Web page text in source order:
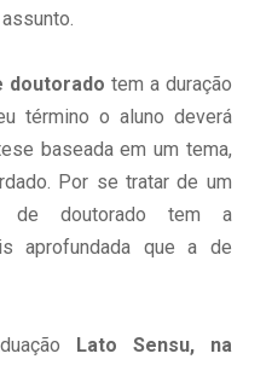
doutorado tem a duração
término o aluno deverá
baseada em um tema,
Por se tratar de um
de doutorado tem a
aprofundada que a de
Lato Sensu, na